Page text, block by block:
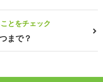
とをチェック
まで？